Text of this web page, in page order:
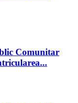
Comunitar